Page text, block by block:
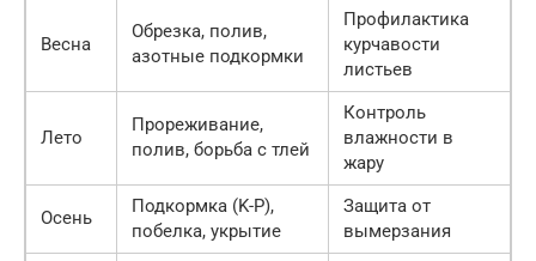
Весна
Обрезка, полив,
азотные подкормки
Профилактика
курчавости
листьев
Лето
Прореживание,
полив, борьба с тлей
Контроль
влажности в
жару
Осень
Подкормка (K-P),
побелка, укрытие
Защита от
вымерзания